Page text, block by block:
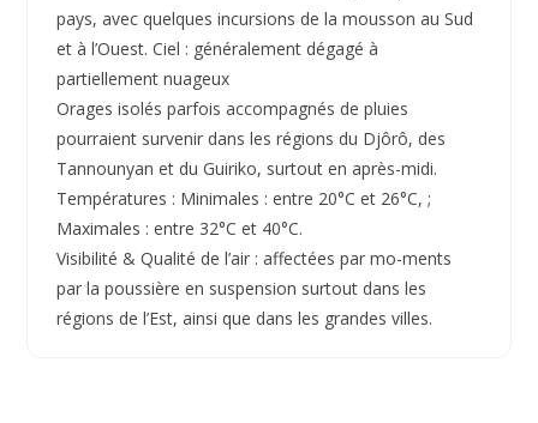
pays, avec quelques incursions de la mousson au Sud
et à l’Ouest. Ciel : généralement dégagé à
partiellement nuageux
Orages isolés parfois accompagnés de pluies
pourraient survenir dans les régions du Djôrô, des
Tannounyan et du Guiriko, surtout en après-midi.
Températures : Minimales : entre 20°C et 26°C, ;
Maximales : entre 32°C et 40°C.
Visibilité & Qualité de l’air : affectées par mo-ments
par la poussière en suspension surtout dans les
régions de l’Est, ainsi que dans les grandes villes.